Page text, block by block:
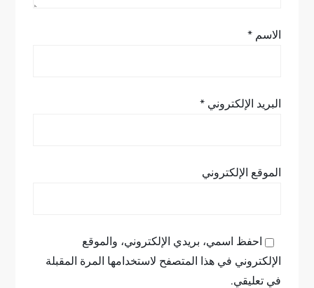
الاسم*
البريد الإلكتروني*
الموقع الإلكتروني
احفظ اسمي، بريدي الإلكتروني، والموقع
الإلكتروني في هذا المتصفح لاستخدامها المرة المقبلة
في تعليقي.